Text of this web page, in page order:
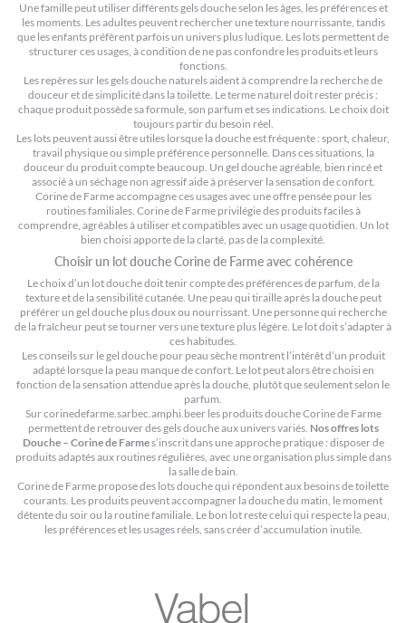
Une famille peut utiliser différents gels douche selon les âges, les préférences et
les moments. Les adultes peuvent rechercher une texture nourrissante, tandis
que les enfants préfèrent parfois un univers plus ludique. Les lots permettent de
structurer ces usages, à condition de ne pas confondre les produits et leurs
fonctions.
Les repères sur lesgels douche naturelsaident à comprendre la recherche de
douceur et de simplicité dans la toilette. Le terme naturel doit rester précis :
chaque produit possède sa formule, son parfum et ses indications. Le choix doit
toujours partir du besoin réel.
Les lots peuvent aussi être utiles lorsque la douche est fréquente : sport, chaleur,
travail physique ou simple préférence personnelle. Dans ces situations, la
douceur du produit compte beaucoup. Un gel douche agréable, bien rincé et
associé à un séchage non agressif aide à préserver la sensation de confort.
Corine de Farme accompagne ces usages avec une offre pensée pour les
routines familiales. Corine de Farme privilégie des produits faciles à
comprendre, agréables à utiliser et compatibles avec un usage quotidien. Un lot
bien choisi apporte de la clarté, pas de la complexité.
Choisir un lot douche Corine de Farme avec cohérence
Le choix d’un lot douche doit tenir compte des préférences de parfum, de la
texture et de la sensibilité cutanée. Une peau qui tiraille après la douche peut
préférer un gel douche plus doux ou nourrissant. Une personne qui recherche
de la fraîcheur peut se tourner vers une texture plus légère. Le lot doit s’adapter à
ces habitudes.
Les conseils sur legel douche pour peau sèchemontrent l’intérêt d’un produit
adapté lorsque la peau manque de confort. Le lot peut alors être choisi en
fonction de la sensation attendue après la douche, plutôt que seulement selon le
parfum.
Sur corinedefarme.sarbec.amphi.beer les produits douche Corine de Farme
permettent de retrouver des gels douche aux univers variés. Nos offres lots
Douche – Corine de Farmes’inscrit dans une approche pratique : disposer de
produits adaptés aux routines régulières, avec une organisation plus simple dans
la salle de bain.
Corine de Farme propose des lots douche qui répondent aux besoins de toilette
courants. Les produits peuvent accompagner la douche du matin, le moment
détente du soir ou la routine familiale. Le bon lot reste celui qui respecte la peau,
les préférences et les usages réels, sans créer d’accumulation inutile.